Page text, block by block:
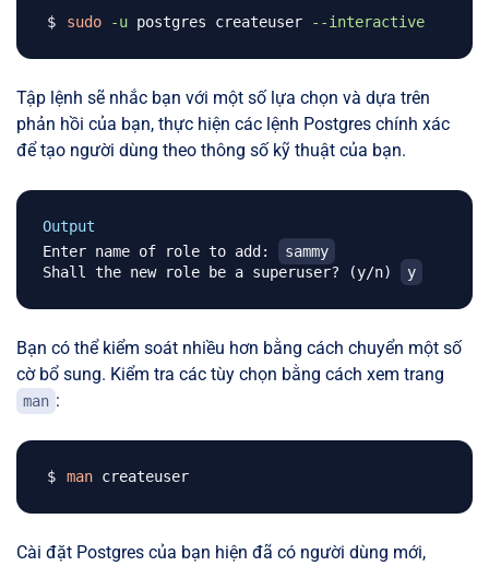
sudo -u postgres createuser --interactive
Tập lệnh sẽ nhắc bạn với một số lựa chọn và dựa trên
phản hồi của bạn, thực hiện các lệnh Postgres chính xác
để tạo người dùng theo thông số kỹ thuật của bạn.
Output
Enter name of role to add:
sammy
Shall the new role be a superuser? (y/n)
y
Bạn có thể kiểm soát nhiều hơn bằng cách chuyển một số
cờ bổ sung. Kiểm tra các tùy chọn bằng cách xem trang
man :
man
Cài đặt Postgres của bạn hiện đã có người dùng mới,